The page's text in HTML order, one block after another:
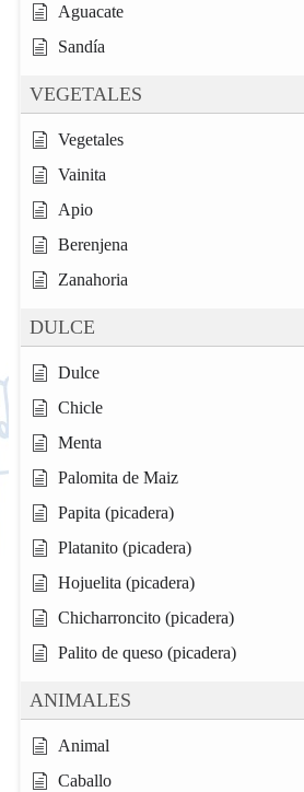
Aguacate
Sandía
VEGETALES
Vegetales
Vainita
Apio
Berenjena
Zanahoria
DULCE
Dulce
Chicle
Menta
Palomita de Maiz
Papita (picadera)
Platanito (picadera)
Hojuelita (picadera)
Chicharroncito (picadera)
Palito de queso (picadera)
ANIMALES
Animal
Caballo